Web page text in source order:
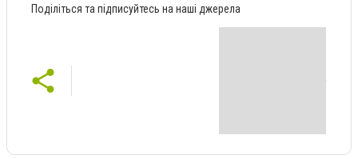
Поділіться та підписуйтесь на наші джерела